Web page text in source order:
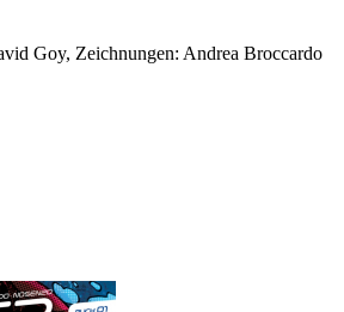
Goy, Zeichnungen: Andrea Broccardo